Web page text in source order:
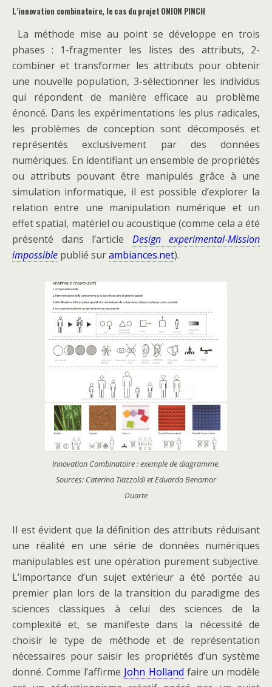
L’innovation combinatoire, le cas du projet ONION PINCH
La méthode mise au point se développe en trois
phases : 1-fragmenter les listes des attributs, 2-
combiner et transformer les attributs pour obtenir
une nouvelle population, 3-sélectionner les individus
qui répondent de manière efficace au problème
énoncé. Dans les expérimentations les plus radicales,
les problèmes de conception sont décomposés et
représentés exclusivement par des données
numériques. En identifiant un ensemble de propriétés
ou attributs pouvant être manipulés grâce à une
simulation informatique, il est possible d’explorer la
relation entre une manipulation numérique et un
effet spatial, matériel ou acoustique (comme cela a été
présenté dans l’article Design experimental-Mission
impossible publié surambiances.net).
Innovation Combinatoire : exemple de diagramme.
Sources: Caterina Tiazzoldi et Eduardo Benamor
Duarte
Il est évident que la définition des attributs réduisant
une réalité en une série de données numériques
manipulables est une opération purement subjective.
L’importance d’un sujet extérieur a été portée au
premier plan lors de la transition du paradigme des
sciences classiques à celui des sciences de la
complexité et, se manifeste dans la nécessité de
choisir le type de méthode et de représentation
nécessaires pour saisir les propriétés d’un système
donné. Comme l’affirme John Holland faire un modèle